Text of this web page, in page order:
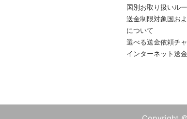
国別お取り扱いル
送金制限対象国お
について
選べる送金依頼チ
インターネット送金